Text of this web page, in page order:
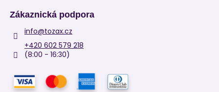
Zákaznická podpora
info@tozax.cz
+420 602 579 218
(8:00 - 16:30)